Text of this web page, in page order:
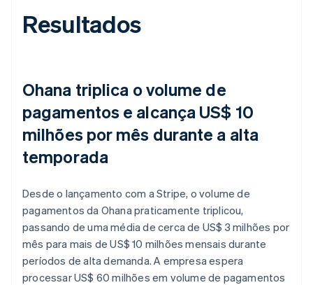
Resultados
Ohana triplica o volume de
pagamentos e alcança US$ 10
milhões por mês durante a alta
temporada
Desde o lançamento com a Stripe, o volume de
pagamentos da Ohana praticamente triplicou,
passando de uma média de cerca de US$ 3 milhões por
mês para mais de US$ 10 milhões mensais durante
períodos de alta demanda. A empresa espera
processar US$ 60 milhões em volume de pagamentos